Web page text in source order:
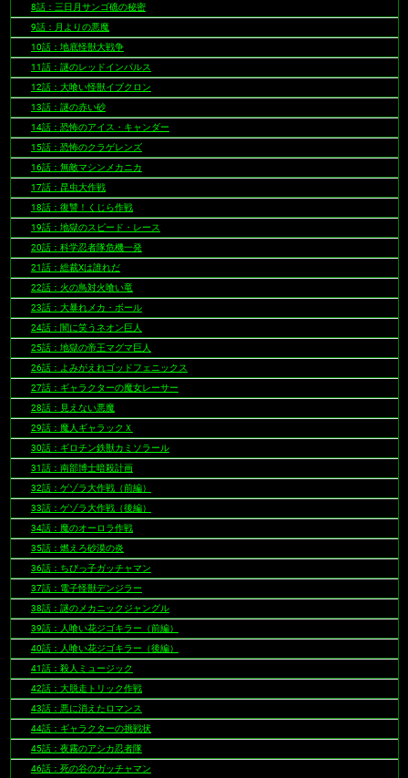
8話：三日月サンゴ礁の秘密
9話：月よりの悪魔
10話：地底怪獣大戦争
11話：謎のレッドインパルス
12話：大喰い怪獣イブクロン
13話：謎の赤い砂
14話：恐怖のアイス・キャンダー
15話：恐怖のクラゲレンズ
16話：無敵マシンメカニカ
17話：昆虫大作戦
18話：復讐！くじら作戦
19話：地獄のスピード・レース
20話：科学忍者隊危機一発
21話：総裁Xは誰れだ
22話：火の鳥対火喰い竜
23話：大暴れメカ・ボール
24話：闇に笑うネオン巨人
25話：地獄の帝王マグマ巨人
26話：よみがえれゴッドフェニックス
27話：ギャラクターの魔女レーサー
28話：見えない悪魔
29話：魔人ギャラックＸ
30話：ギロチン鉄獣カミソラール
31話：南部博士暗殺計画
32話：ゲゾラ大作戦（前編）
33話：ゲゾラ大作戦（後編）
34話：魔のオーロラ作戦
35話：燃えろ砂漠の炎
36話：ちびっ子ガッチャマン
37話：電子怪獣デンジラー
38話：謎のメカニックジャングル
39話：人喰い花ジゴキラー（前編）
40話：人喰い花ジゴキラー（後編）
41話：殺人ミュージック
42話：大脱走トリック作戦
43話：悪に消えたロマンス
44話：ギャラクターの挑戦状
45話：夜霧のアシカ忍者隊
46話：死の谷のガッチャマン